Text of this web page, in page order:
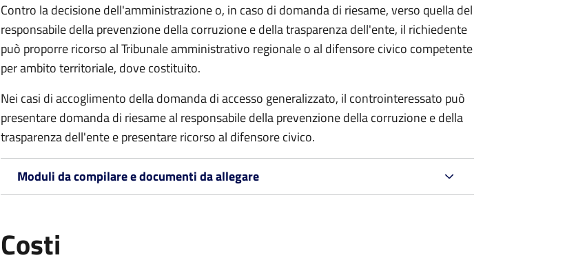
Contro la decisione dell'amministrazione o, in caso di domanda di riesame, verso quella del
responsabile della prevenzione della corruzione e della trasparenza dell'ente, il richiedente
può proporre ricorso al Tribunale amministrativo regionale o al difensore civico competente
per ambito territoriale, dove costituito.
Nei casi di accoglimento della domanda di accesso generalizzato, il controinteressato può
presentare domanda di riesame al responsabile della prevenzione della corruzione e della
trasparenza dell'ente e presentare ricorso al difensore civico.
Moduli da compilare e documenti da allegare
Costi